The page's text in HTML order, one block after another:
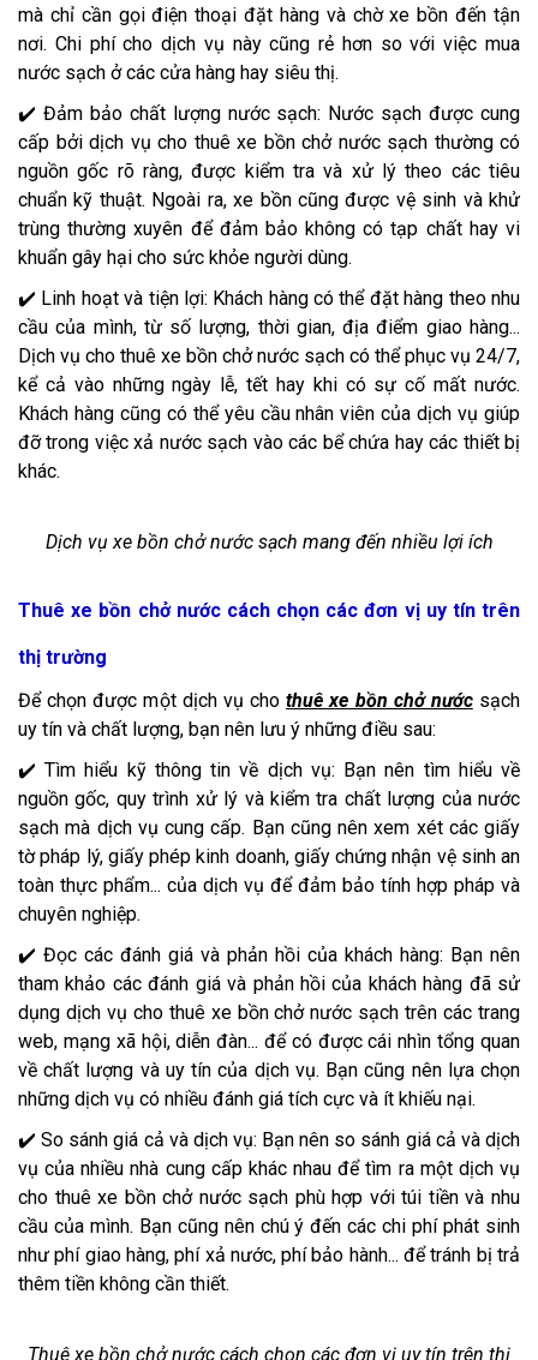
mà chỉ cần gọi điện thoại đặt hàng và chờ xe bồn đến tận
nơi. Chi phí cho dịch vụ này cũng rẻ hơn so với việc mua
nước sạch ở các cửa hàng hay siêu thị.
✔️ Đảm bảo chất lượng nước sạch: Nước sạch được cung
cấp bởi dịch vụ cho thuê xe bồn chở nước sạch thường có
nguồn gốc rõ ràng, được kiểm tra và xử lý theo các tiêu
chuẩn kỹ thuật. Ngoài ra, xe bồn cũng được vệ sinh và khử
trùng thường xuyên để đảm bảo không có tạp chất hay vi
khuẩn gây hại cho sức khỏe người dùng.
✔️ Linh hoạt và tiện lợi: Khách hàng có thể đặt hàng theo nhu
cầu của mình, từ số lượng, thời gian, địa điểm giao hàng...
Dịch vụ cho thuê xe bồn chở nước sạch có thể phục vụ 24/7,
kể cả vào những ngày lễ, tết hay khi có sự cố mất nước.
Khách hàng cũng có thể yêu cầu nhân viên của dịch vụ giúp
đỡ trong việc xả nước sạch vào các bể chứa hay các thiết bị
khác.
Dịch vụ xe bồn chở nước sạch mang đến nhiều lợi ích
Thuê xe bồn chở nước cách chọn các đơn vị uy tín trên
thị trường
Để chọn được một dịch vụ chothuê xe bồn chở nướcsạch
uy tín và chất lượng, bạn nên lưu ý những điều sau:
✔️ Tìm hiểu kỹ thông tin về dịch vụ: Bạn nên tìm hiểu về
nguồn gốc, quy trình xử lý và kiểm tra chất lượng của nước
sạch mà dịch vụ cung cấp. Bạn cũng nên xem xét các giấy
tờ pháp lý, giấy phép kinh doanh, giấy chứng nhận vệ sinh an
toàn thực phẩm... của dịch vụ để đảm bảo tính hợp pháp và
chuyên nghiệp.
✔️ Đọc các đánh giá và phản hồi của khách hàng: Bạn nên
tham khảo các đánh giá và phản hồi của khách hàng đã sử
dụng dịch vụ cho thuê xe bồn chở nước sạch trên các trang
web, mạng xã hội, diễn đàn... để có được cái nhìn tổng quan
về chất lượng và uy tín của dịch vụ. Bạn cũng nên lựa chọn
những dịch vụ có nhiều đánh giá tích cực và ít khiếu nại.
✔️ So sánh giá cả và dịch vụ: Bạn nên so sánh giá cả và dịch
vụ của nhiều nhà cung cấp khác nhau để tìm ra một dịch vụ
cho thuê xe bồn chở nước sạch phù hợp với túi tiền và nhu
cầu của mình. Bạn cũng nên chú ý đến các chi phí phát sinh
như phí giao hàng, phí xả nước, phí bảo hành... để tránh bị trả
thêm tiền không cần thiết.
Thuê xe bồn chở nước cách chọn các đơn vị uy tín trên thị